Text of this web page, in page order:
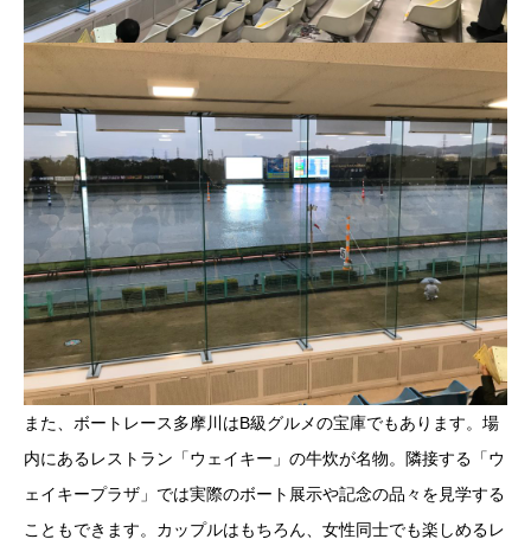
また、ボートレース多摩川はB級グルメの宝庫でもあります。場
内にあるレストラン「ウェイキー」の牛炊が名物。隣接する「ウ
ェイキープラザ」では実際のボート展示や記念の品々を見学する
こともできます。カップルはもちろん、女性同士でも楽しめるレ